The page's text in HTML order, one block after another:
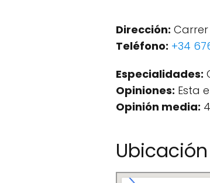
Dirección: Carrer
Teléfono: +34
Especialidades:
Opiniones: Esta
Opinión media: